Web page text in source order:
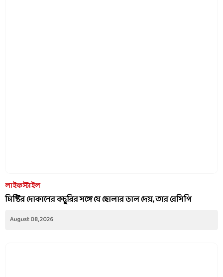
লাইফস্টাইল
মিষ্টির দোকানের কচুরির সঙ্গে যে ছোলার ডাল দেয়, তার রেসিপি
August 08, 2026